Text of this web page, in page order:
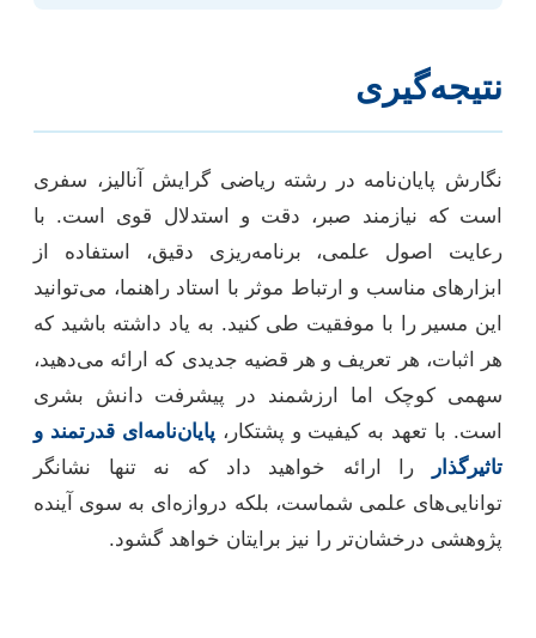
نتیجه‌گیری
نگارش پایان‌نامه در رشته ریاضی گرایش آنالیز، سفری
است که نیازمند صبر، دقت و استدلال قوی است. با
رعایت اصول علمی، برنامه‌ریزی دقیق، استفاده از
ابزارهای مناسب و ارتباط موثر با استاد راهنما، می‌توانید
این مسیر را با موفقیت طی کنید. به یاد داشته باشید که
هر اثبات، هر تعریف و هر قضیه جدیدی که ارائه می‌دهید،
سهمی کوچک اما ارزشمند در پیشرفت دانش بشری
است. با تعهد به کیفیت و پشتکار، پایان‌نامه‌ای قدرتمند و
تاثیرگذار
را ارائه خواهید داد که نه تنها نشانگر
توانایی‌های علمی شماست، بلکه دروازه‌ای به سوی آینده
پژوهشی درخشان‌تر را نیز برایتان خواهد گشود.